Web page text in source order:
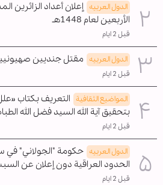
الدول العربیه إعلان أعداد الزائرين
الأربعين لعام 1448هـ
قبل 2 ايام
الدول العربیه مقتل جنديين
قبل 2 ايام
المواضیع الثقافية التعريف بكتاب
بتحقيق آية الله السيد فضل الله
قبل 2 ايام
الدول العربیه حكومة "الجولاني" في
الحدود العراقية دون إعلان عن
قبل 2 ايام